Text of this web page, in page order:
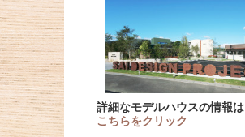
詳細なモデルハウスの情報は
こちらをクリック